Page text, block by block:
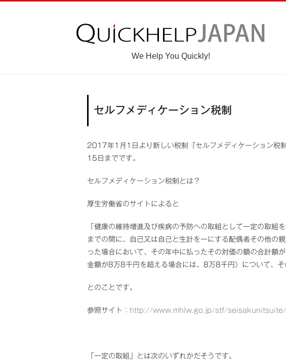
We Help You Quickly!
セルフメディケーション税制
2017年1月1日より新しい税制『セルフメディケーション税
15日までです。
セルフメディケーション税制とは？
厚生労働省のサイトによると
「健康の維持増進及び疾病の予防への取組として一定の取
までの間に、自己又は自己と生計を一にする配偶者その他の
った場合において、その年中に払ったその対価の額の合計額
金額が8万8千円を超える場合には、8万8千円）について、そ
とのことです。
参照サイト： http://www.mhlw.go.jp/stf/
「一定の取組」とは次のいずれかだそうです。